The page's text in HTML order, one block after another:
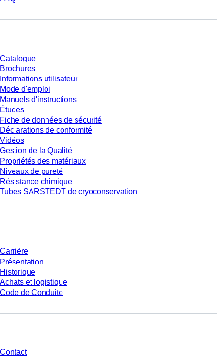
Catalogue
Brochures
Informations utilisateur
Mode d'emploi
Manuels d'instructions
Études
Fiche de données de sécurité
Déclarations de conformité
Vidéos
Gestion de la Qualité
Propriétés des matériaux
Niveaux de pureté
Résistance chimique
Tubes SARSTEDT de cryoconservation
Carrière
Présentation
Historique
Achats et logistique
Code de Conduite
Contact